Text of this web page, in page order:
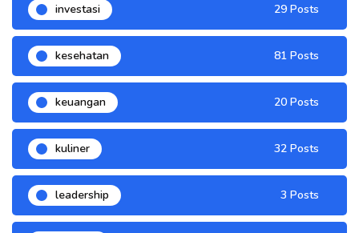
investasi 29 Posts
kesehatan 81 Posts
keuangan 20 Posts
kuliner 32 Posts
leadership 3 Posts